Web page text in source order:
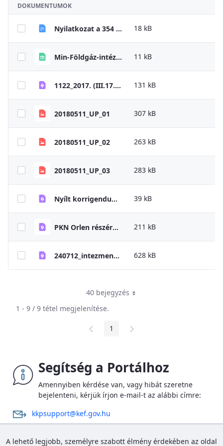
DOKUMENTUMOK
Nyilatkozat a 354 Korm. végrehajtásához 18 kB
Min-Földgáz-intézményi _lista_354_2022_szerint 11 kB
1122_2017. (III.17.) Korm. határozat 131 kB
20180511_UP_01 307 kB
20180511_UP_02 263 kB
20180511_UP_03 283 kB
Nyílt korrigendum portal_1805_2018 39 kB
PKN Orlen részére átadásra kerülő magyarországi töltőállomások listája 211 kB
240712_intezmenyi_adatok_karbantartasa_KKP_segedlet 628 kB
40 bejegyzés
1 - 9 / 9 tétel megjelenítése.
Oldal
1
Segítség a Portálhoz
Amennyiben kérdése van, vagy hibát szeretne
bejelenteni, kérjük írjon e-mail-t az alábbi címre:
kkpsupport@kef.gov.hu
megkeresések miatt a kapcsolatfelvétel ideje elhúzódhat,
A lehető legjobb, személyre szabott élmény érdekében az oldal